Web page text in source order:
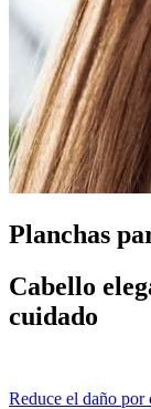
Planchas
Cabello
cuidado
Reduce el daño